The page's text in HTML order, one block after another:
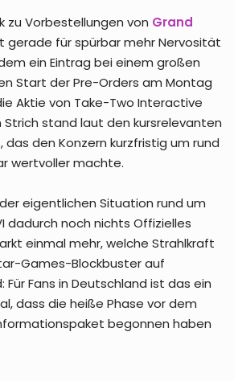
zu Vorbestellungen von Grand
gerade für spürbar mehr Nervosität
ein Eintrag bei einem großen
Start der Pre-Orders am Montag
Aktie von Take-Two Interactive
Strich stand laut den kursrelevanten
das den Konzern kurzfristig um rund
wertvoller machte.
eigentlichen Situation rund um
dadurch noch nichts Offizielles
einmal mehr, welche Strahlkraft
Games-Blockbuster auf
Für Fans in Deutschland ist das ein
dass die heiße Phase vor dem
begonnen haben